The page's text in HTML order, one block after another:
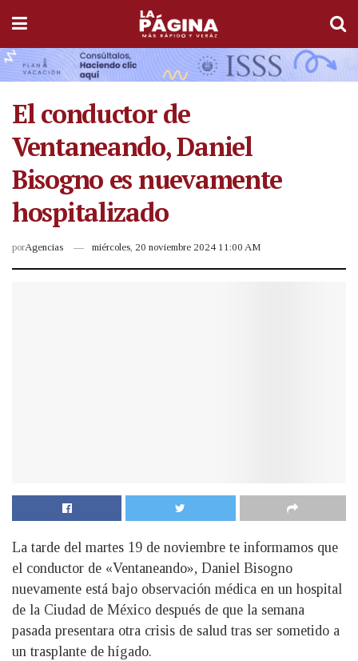
El conductor de
Ventaneando, Daniel
Bisogno es nuevamente
hospitalizado
porAgencias miércoles, 20 noviembre 2024 11:00 AM
La tarde del martes 19 de noviembre te informamos que
el conductor de «Ventaneando», Daniel Bisogno
nuevamente está bajo observación médica en un hospital
de la Ciudad de México después de que la semana
pasada presentara otra crisis de salud tras ser sometido a
un trasplante de hígado.